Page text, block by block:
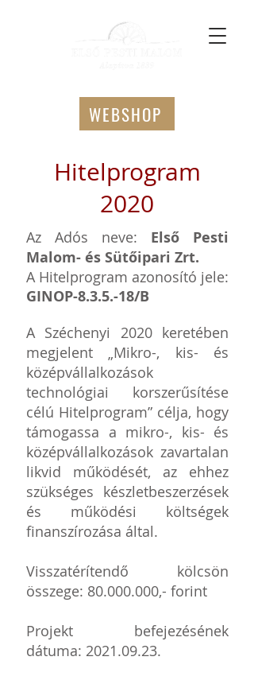
WEBSHOP
Hitelprogram
2020
Az Adós neve: Első Pesti
Malom- és Sütőipari Zrt.
A Hitelprogram azonosító jele:
GINOP-8.3.5.-18/B
A Széchenyi 2020 keretében
megjelent „Mikro-, kis- és
középvállalkozások
technológiai korszerűsítése
célú Hitelprogram” célja, hogy
támogassa a mikro-, kis- és
középvállalkozások zavartalan
likvid működését, az ehhez
szükséges készletbeszerzések
és működési költségek
finanszírozása által.
Visszatérítendő kölcsön
összege: 80.000.000,- forint
Projekt befejezésének
dátuma: 2021.09.23.